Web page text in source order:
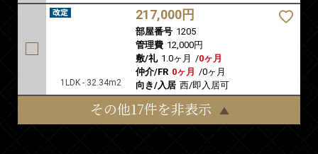
1LDK - 32.34m2
217,000円
部屋番号 1205
管理費 12,000円
敷/礼 1.0ヶ月 /0ヶ月
仲介/FR 0ヶ月 /0ヶ月
向き/入居 西/即入居可
その他17件を非表示